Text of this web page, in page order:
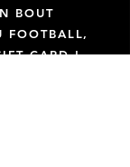
BOUT
FOOTBALL,
CARD !